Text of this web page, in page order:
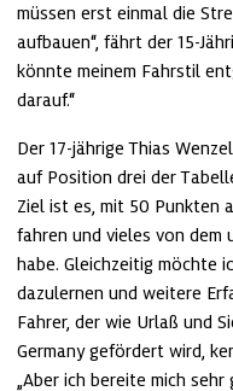
müssen erst einmal die
aufbauen“, fährt der 15-
könnte meinem Fahrstil
darauf.“
Der 17-jährige Thias
auf Position drei der
Ziel ist es, mit 50 Punkten
fahren und vieles von dem
habe. Gleichzeitig möchte
dazulernen und weitere
Fahrer, der wie Urlaß und
Germany gefördert wird,
„Aber ich bereite mich